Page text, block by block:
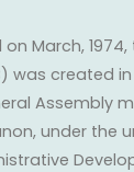
on March,
was created
Assembly
under the